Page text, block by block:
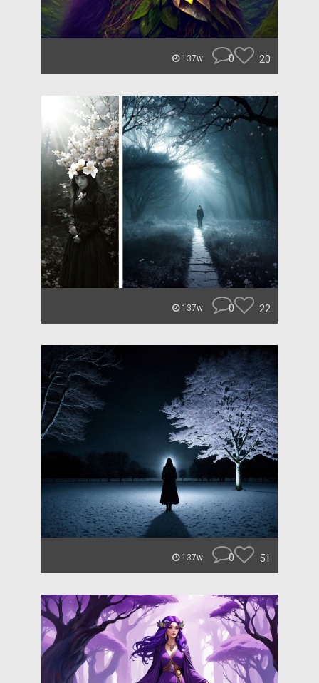
137w 0 20
137w 0 22
137w 0 51